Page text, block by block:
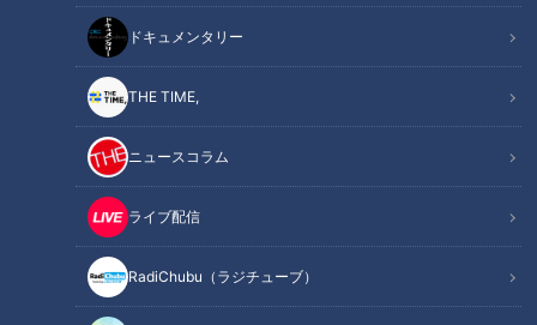
ドキュメンタリー
THE TIME,
ニュースコラム
ライブ配信
RadiChubu（ラジチューブ）